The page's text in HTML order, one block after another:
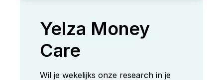
Yelza Money
Care
Wil je wekelijks onze research in je